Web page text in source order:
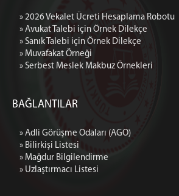
» 2026 Vekalet Ücreti Hesaplama Robotu
» Avukat Talebi için Örnek Dilekçe
» Sanık Talebi için Örnek Dilekçe
» Muvafakat Örneği
» Serbest Meslek Makbuz Örnekleri
BAĞLANTILAR
» Adli Görüşme Odaları (AGO)
» Bilirkişi Listesi
» Mağdur Bilgilendirme
» Uzlaştırmacı Listesi